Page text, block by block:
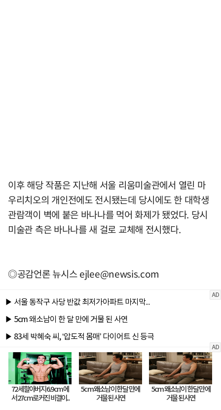
이후 해당 작품은 지난해 서울 리움미술관에서 열린 마
우리치오의 개인전에도 전시됐는데 당시에도 한 대학생
관람객이 벽에 붙은 바나나를 먹어 화제가 됐었다. 당시
미술관 측은 바나나를 새 걸로 교체해 전시했다.
◎공감언론 뉴시스ejlee@newsis.com